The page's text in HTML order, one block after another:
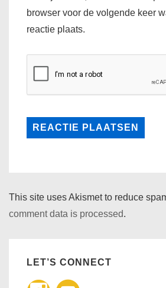
browser voor de volgende keer
reactie plaats.
This site uses Akismet to reduce
comment data is processed.
LET’S CONNECT